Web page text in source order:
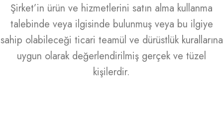
Şirket’in ürün ve hizmetlerini satın alma kullanma
talebinde veya ilgisinde bulunmuş veya bu ilgiye
sahip olabileceği ticari teamül ve dürüstlük kurallarına
uygun olarak değerlendirilmiş gerçek ve tüzel
kişilerdir.